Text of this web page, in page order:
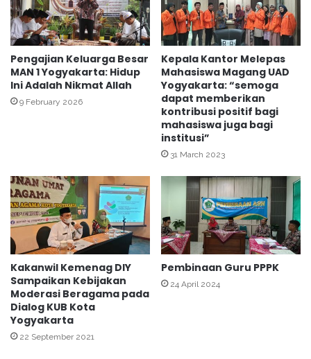
S
h
o
l
a
t
J
N
u
r
A
r
r
o
h
m
a
h
K
L
M
e
l
a
k
u
r
v
e
a
n
a
h
W
Pengajian Keluarga Besar
MAN 1 Yogyakarta: Hidup
Ini Adalah Nikmat Allah
9 February 2026
Kepala Kantor Melepas
Mahasiswa Magang UAD
Yogyakarta: “semoga
dapat memberikan
kontribusi positif bagi
mahasiswa juga bagi
institusi”
31 March 2023
Kakanwil Kemenag DIY
Sampaikan Kebijakan
Moderasi Beragama pada
Dialog KUB Kota
Yogyakarta
22 September 2021
Pembinaan Guru PPPK
24 April 2024